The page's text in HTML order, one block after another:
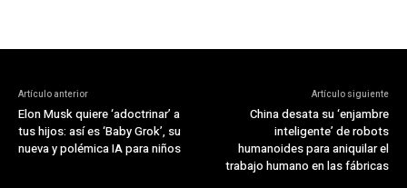
Artículo anterior
Elon Musk quiere ‘adoctrinar’ a
tus hijos: así es ‘Baby Grok’, su
nueva y polémica IA para niños
Artículo siguiente
China desata su ‘enjambre
inteligente’ de robots
humanoides para aniquilar el
trabajo humano en las fábricas